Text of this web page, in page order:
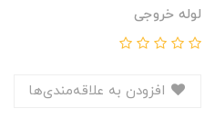
لوله خروجی